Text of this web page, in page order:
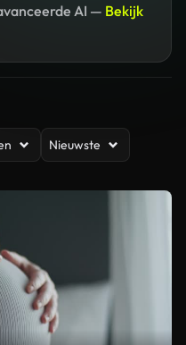
AI — Bekijk
Nieuwste